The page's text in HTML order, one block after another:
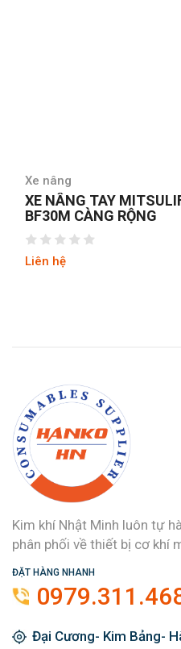
XE
BF30S
Kim khí Nhật Minh luôn tự
phân phối về thiết bị cơ khí
ĐẶT HÀNG NHANH
Đại Cương- Kim Bảng-